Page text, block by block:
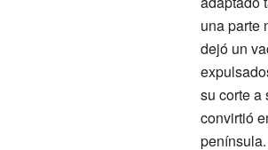
una parte
dejó un
su corte a
convirtió